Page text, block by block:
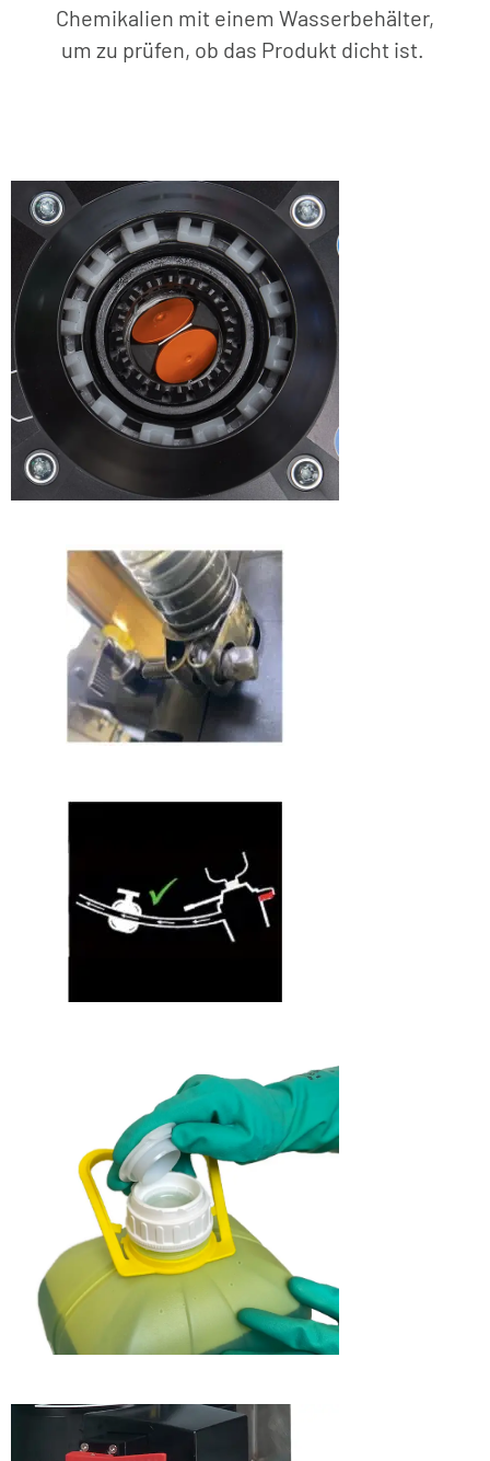
Chemikalien mit einem Wasserbehälter,
um zu prüfen, ob das Produkt dicht ist.